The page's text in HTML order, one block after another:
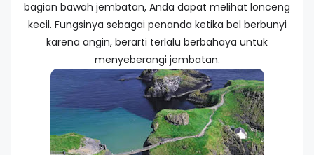
bagian bawah jembatan, Anda dapat melihat lonceng
kecil. Fungsinya sebagai penanda ketika bel berbunyi
karena angin, berarti terlalu berbahaya untuk
menyeberangi jembatan.